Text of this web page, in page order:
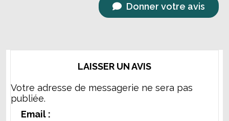
Donner votre avis
LAISSER UN AVIS
Votre adresse de messagerie ne sera pas
publiée.
Email :